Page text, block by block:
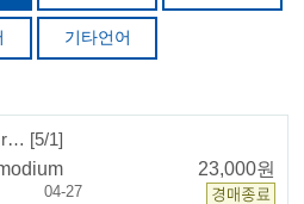
6
abang
7
8
케니
기타언어
r… [5/1]
23,000원
04-27